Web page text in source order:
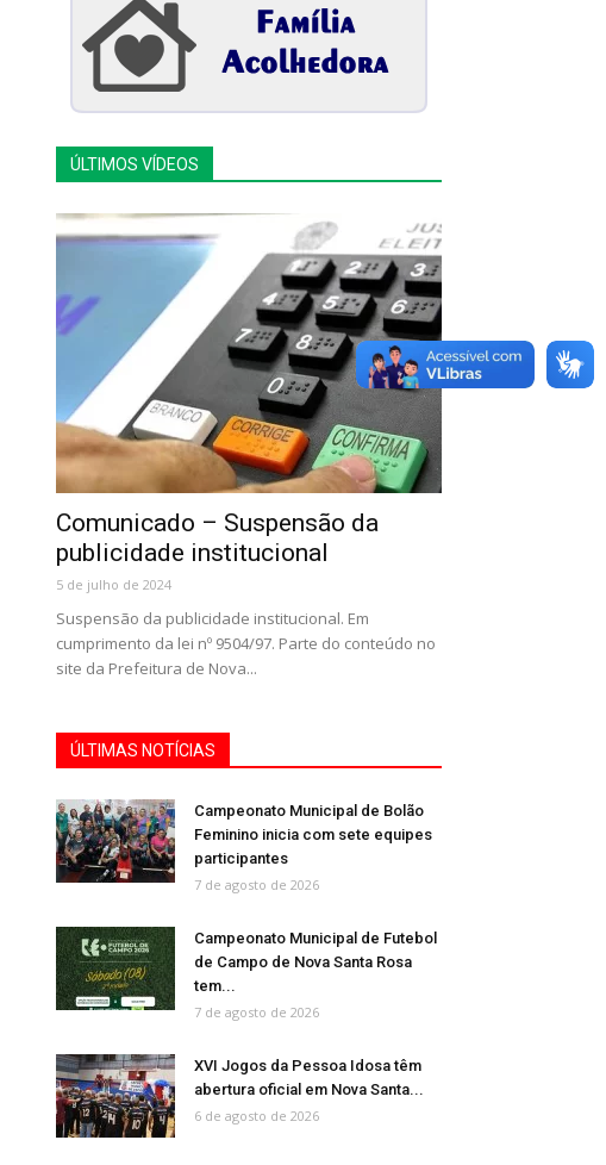
ÚLTIMOS VÍDEOS
Comunicado – Suspensão da
publicidade institucional
5 de julho de 2024
Suspensão da publicidade institucional. Em
cumprimento da lei nº 9504/97. Parte do conteúdo no
site da Prefeitura de Nova...
ÚLTIMAS NOTÍCIAS
Campeonato Municipal de Bolão
Feminino inicia com sete equipes
participantes
7 de agosto de 2026
Campeonato Municipal de Futebol
de Campo de Nova Santa Rosa
tem...
7 de agosto de 2026
XVI Jogos da Pessoa Idosa têm
abertura oficial em Nova Santa...
6 de agosto de 2026